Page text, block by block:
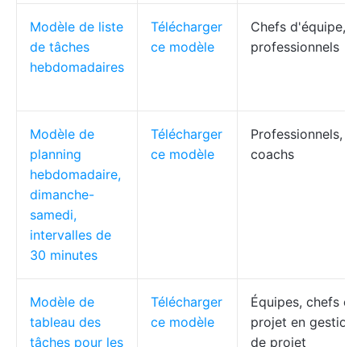
Modèle de liste
de tâches
hebdomadaires
Télécharger
ce modèle
Chefs d'équipe,
professionnels
Modèle de
planning
hebdomadaire,
dimanche-
samedi,
intervalles de
30 minutes
Télécharger
ce modèle
Professionnels,
coachs
Modèle de
tableau des
tâches pour les
Télécharger
ce modèle
Équipes, chefs de
projet en gestion
de projet